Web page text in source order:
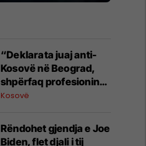
“Deklarata juaj anti-
Kosovë në Beograd,
shpërfaq profesionin
tënd para se të
OVL e UÇK-së i reagon
Zelenskyt
Kosovë
Rëndohet gjendja e Joe
Biden, flet djali i tij